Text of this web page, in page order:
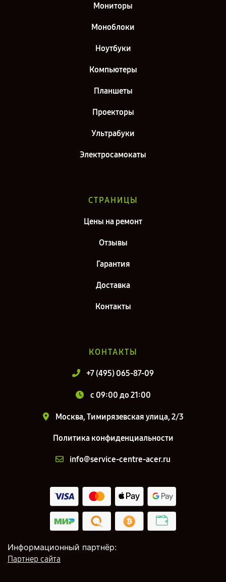
Мониторы
Моноблоки
Ноутбуки
Компьютеры
Планшеты
Проекторы
Ультрабуки
Электросамокаты
СТРАНИЦЫ
Цены на ремонт
Отзывы
Гарантия
Доставка
Контакты
КОНТАКТЫ
+7 (495) 065-87-09
c 09:00 до 21:00
Москва, Тимирязевская улица, 2/3
Политика конфиденциальности
info@service-centre-acer.ru
Информационный партнёр:
Партнер сайта